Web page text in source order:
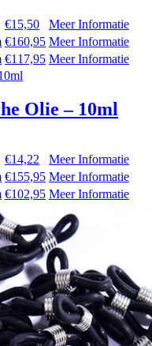
€15,50
Meer Informatie
€160,95 Meer Informatie
€117,95 Meer Informatie
Olie – 10ml
€14,22
Meer Informatie
€155,95 Meer Informatie
€102,95 Meer Informatie